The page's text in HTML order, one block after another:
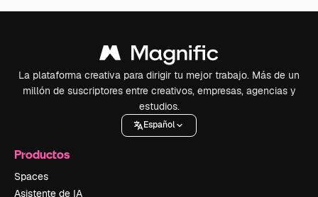
La plataforma creativa para dirigir tu mejor trabajo. Más de un
millón de suscriptores entre creativos, empresas, agencias y
estudios.
Español
Productos
Spaces
Asistente de IA